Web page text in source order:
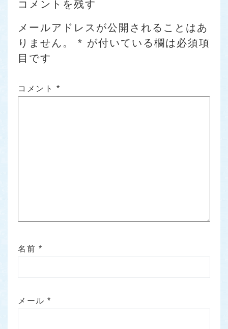
コメントを残す
メールアドレスが公開されることはあ
りません。
* が付いている欄は必須項
目です
コメント *
名前 *
メール*